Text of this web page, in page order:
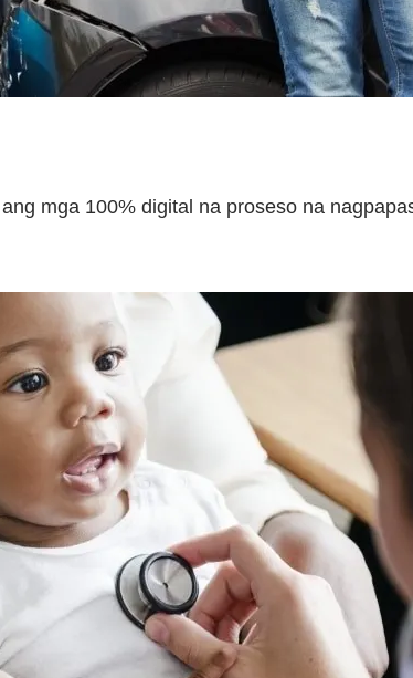
mga 100% digital na proseso na